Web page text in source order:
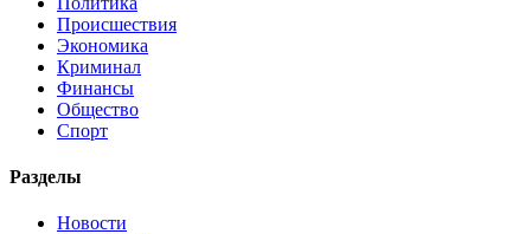
Происшествия
Экономика
Криминал
Финансы
Общество
Спорт
Разделы
Новости